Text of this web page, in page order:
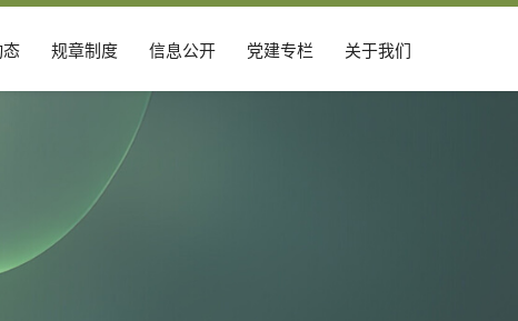
态 规章制度 信息公开 党建专栏 关于我们